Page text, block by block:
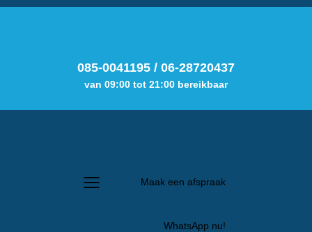
085-0041195 / 06-28720437
van 09:00 tot 21:00 bereikbaar
Maak een afspraak
WhatsApp nu!